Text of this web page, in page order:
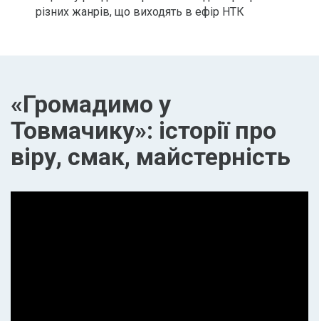
різних жанрів, що виходять в ефір НТК
«Громадимо у
Товмачику»: історії про
віру, смак, майстерність